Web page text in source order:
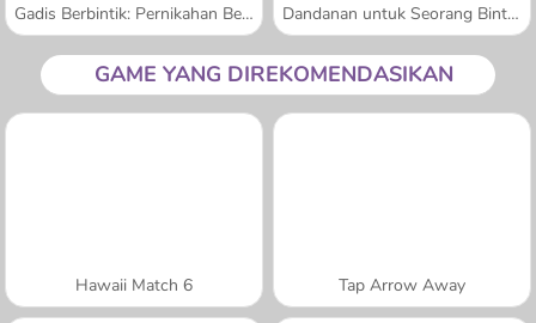
Gadis Berbintik: Pernikahan Berantakan Dandanan untuk Seorang Bintang
GAME YANG DIREKOMENDASIKAN
Hawaii Match 6 Tap Arrow Away